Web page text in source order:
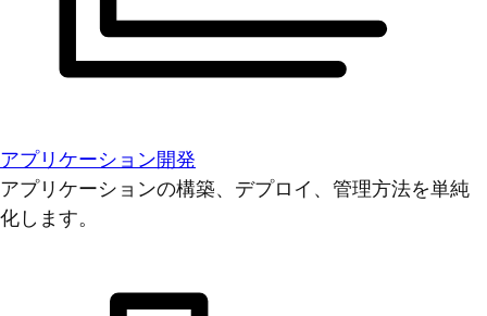
アプリケーション開発
アプリケーションの構築、デプロイ、管理方法を単純
化します。